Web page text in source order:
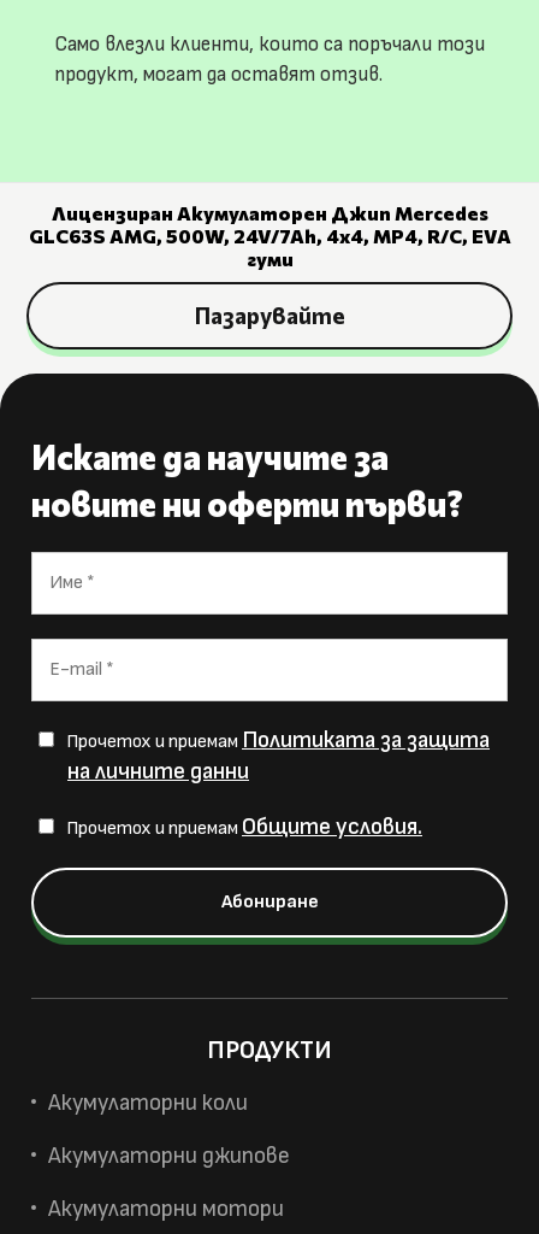
Само влезли клиенти, които са поръчали този
продукт, могат да оставят отзив.
Лицензиран Акумулаторен Джип Mercedes
GLC63S AMG, 500W, 24V/7Ah, 4х4, MP4, R/C, EVA
гуми
Пазарувайте
Искате да научите за
новите ни оферти първи?
Прочетох и приемам Политиката за защита
на личните данни
Прочетох и приемам Общите условия.
ПРОДУКТИ
Акумулаторни коли
Акумулаторни джипове
Акумулаторни мотори